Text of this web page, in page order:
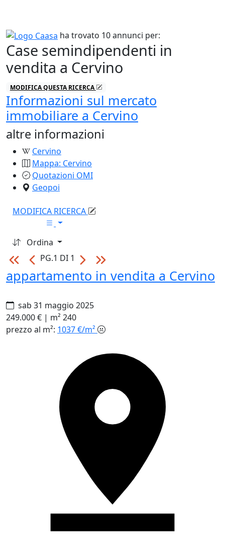
ha trovato 10 annunci per:
Case semindipendenti in
vendita a Cervino
MODIFICAQUESTARICERCA
Informazioni sul mercato
immobiliare a Cervino
altre informazioni
Cervino
Mappa: Cervino
Quotazioni OMI
Geopoi
MODIFICA RICERCA
Ordina
PG.1 DI 1
appartamento in vendita a Cervino
sab 31 maggio 2025
249.000 € | m² 240
prezzo al m²: 1037 €/m²